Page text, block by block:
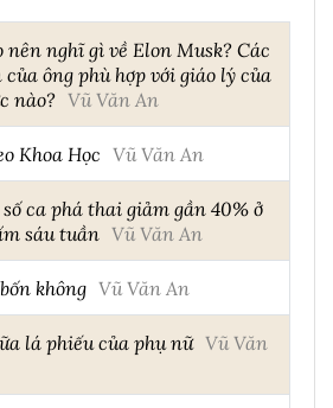
nên nghĩ gì về Elon Musk? Các
ông phù hợp với giáo lý của
nào? Vũ Văn An
Khoa Học Vũ Văn An
ca phá thai giảm gần 40% ở
sáu tuần Vũ Văn An
không Vũ Văn An
lá phiếu của phụ nữ Vũ Văn